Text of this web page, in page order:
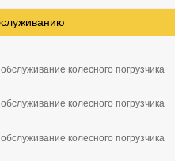
колесного погрузчика
колесного погрузчика
колесного погрузчика